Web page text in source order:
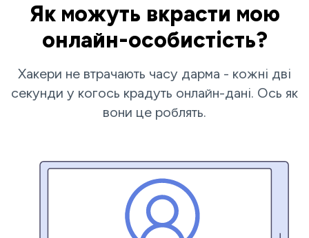
Як можуть вкрасти мою
онлайн-особистість?
Хакери не втрачають часу дарма - кожні дві
секунди у когось крадуть онлайн-дані. Ось як
вони це роблять.